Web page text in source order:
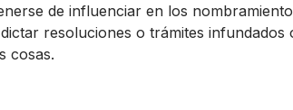
de influenciar en los
resoluciones o trámites infundados
cosas.